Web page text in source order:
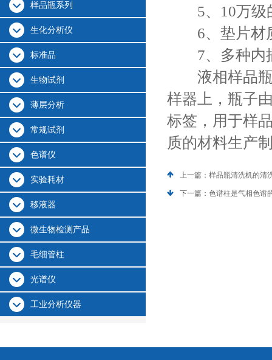
样品瓶系列
生化分析仪
标准品
生物试剂
薄层分析
常规试剂
色谱仪
实验耗材
移液器
微生物检测产品
毛细管柱
光谱仪
工业分析仪器
5、10万级的
6、垫片材质
7、多种内插
液相样品瓶
样器上，瓶子
标签，用于样
质的材料生产
上一篇： 样品瓶清洗机的清
下一篇： 色谱柱是气相色谱